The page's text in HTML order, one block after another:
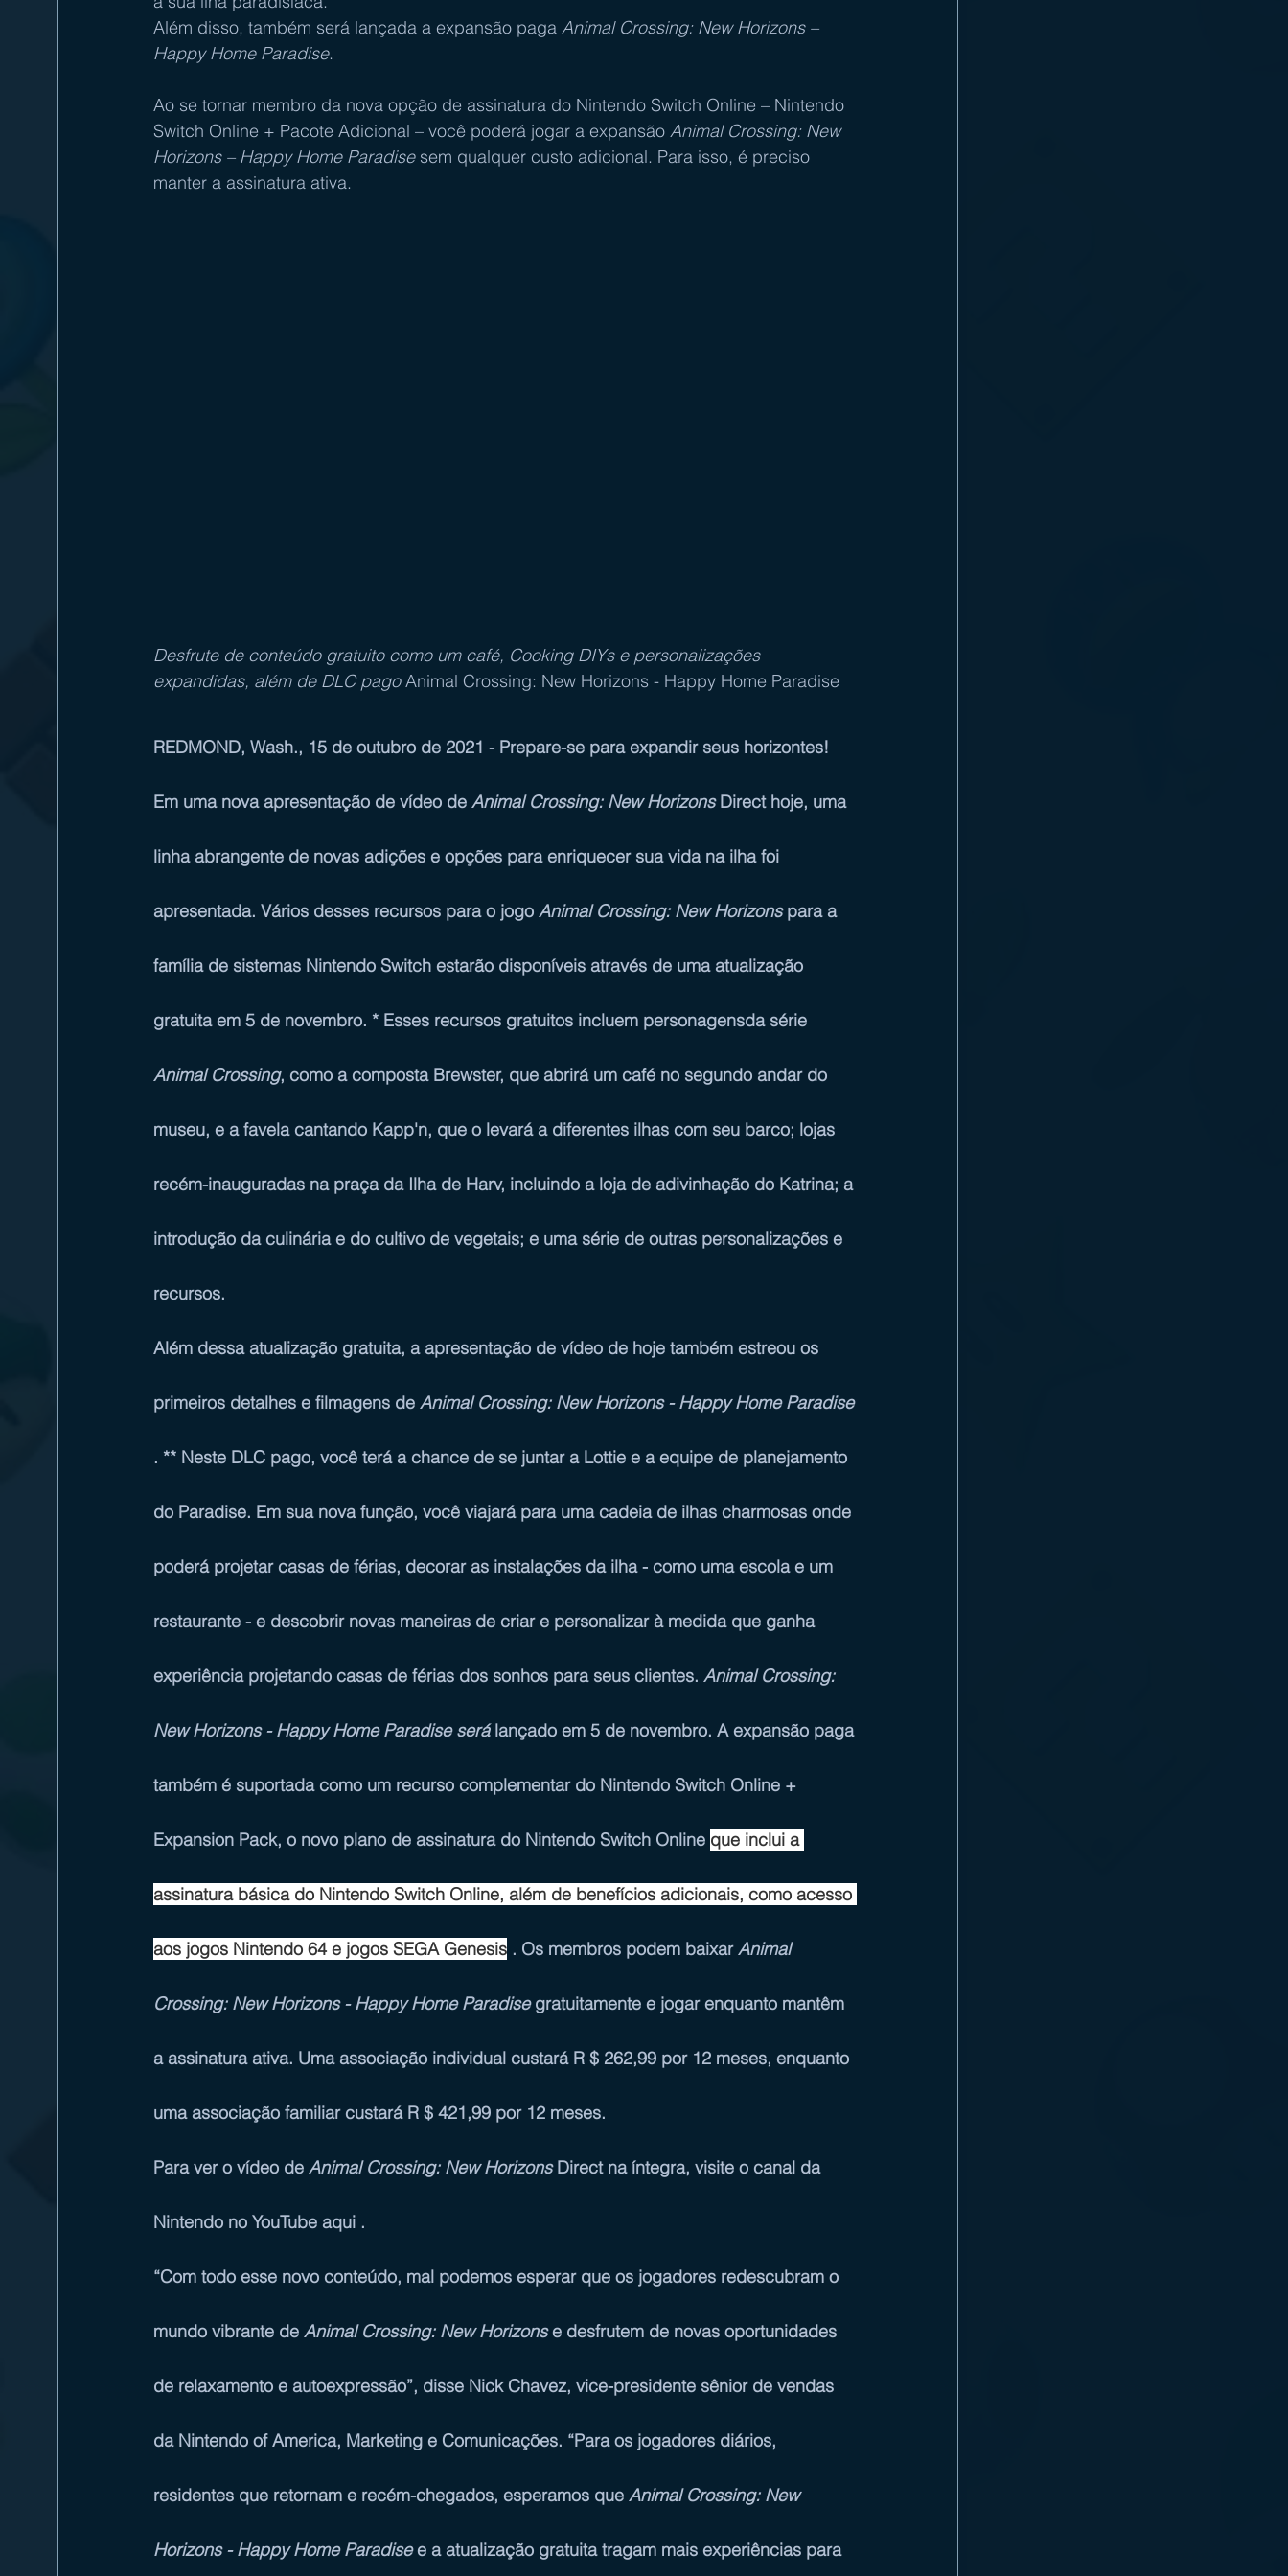
Além disso, também será lançada a expansão paga Animal Crossing: New Horizons –
Happy Home Paradise.
Ao se tornar membro da nova opção de assinatura do Nintendo Switch Online – Nintendo
Switch Online + Pacote Adicional – você poderá jogar a expansão Animal Crossing: New
Horizons – Happy Home Paradise sem qualquer custo adicional. Para isso, é preciso
manter a assinatura ativa.
Desfrute de conteúdo gratuito como um café, Cooking DIYs e personalizações
expandidas, além de DLC pago Animal Crossing: New Horizons - Happy Home Paradise
REDMOND, Wash., 15 de outubro de 2021 - Prepare-se para expandir seus horizontes!
Em uma nova apresentação de vídeo de Animal Crossing: New Horizons Direct hoje, uma
linha abrangente de novas adições e opções para enriquecer sua vida na ilha foi
apresentada. Vários desses recursos para o jogo Animal Crossing: New Horizons para a
família de sistemas Nintendo Switch estarão disponíveis através de uma atualização
gratuita em 5 de novembro. * Esses recursos gratuitos incluem personagensda série
Animal Crossing, como a composta Brewster, que abrirá um café no segundo andar do
museu, e a favela cantando Kapp'n, que o levará a diferentes ilhas com seu barco; lojas
recém-inauguradas na praça da Ilha de Harv, incluindo a loja de adivinhação do Katrina; a
introdução da culinária e do cultivo de vegetais; e uma série de outras personalizações e
recursos.
Além dessa atualização gratuita, a apresentação de vídeo de hoje também estreou os
primeiros detalhes e filmagens de Animal Crossing: New Horizons - Happy Home Paradise
. ** Neste DLC pago, você terá a chance de se juntar a Lottie e a equipe de planejamento
do Paradise. Em sua nova função, você viajará para uma cadeia de ilhas charmosas onde
poderá projetar casas de férias, decorar as instalações da ilha - como uma escola e um
restaurante - e descobrir novas maneiras de criar e personalizar à medida que ganha
experiência projetando casas de férias dos sonhos para seus clientes. Animal Crossing:
New Horizons - Happy Home Paradise será lançado em 5 de novembro. A expansão paga
também é suportada como um recurso complementar do Nintendo Switch Online +
Expansion Pack, o novo plano de assinatura do Nintendo Switch Online que inclui a
assinatura básica do Nintendo Switch Online, além de benefícios adicionais, como acesso
aos jogos Nintendo 64 e jogos SEGA Genesis . Os membros podem baixar Animal
Crossing: New Horizons - Happy Home Paradise gratuitamente e jogar enquanto mantêm
a assinatura ativa. Uma associação individual custará R $ 262,99 por 12 meses, enquanto
uma associação familiar custará R $ 421,99 por 12 meses.
Para ver o vídeo de Animal Crossing: New Horizons Direct na íntegra, visite o canal da
Nintendo no YouTube aqui .
“Com todo esse novo conteúdo, mal podemos esperar que os jogadores redescubram o
mundo vibrante de Animal Crossing: New Horizons e desfrutem de novas oportunidades
de relaxamento e autoexpressão”, disse Nick Chavez, vice-presidente sênior de vendas
da Nintendo of America, Marketing e Comunicações. “Para os jogadores diários,
residentes que retornam e recém-chegados, esperamos que Animal Crossing: New
Horizons - Happy Home Paradise e a atualização gratuita tragam mais experiências para